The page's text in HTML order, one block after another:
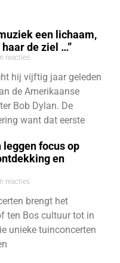
een lichaam,
de ziel …”
reacties
hij vijftig jaar geleden
de Amerikaanse
Bob Dylan. De
want dat eerste
focus op
en
reacties
brengt het
ten Bos cultuur tot in
unieke tuinconcerten